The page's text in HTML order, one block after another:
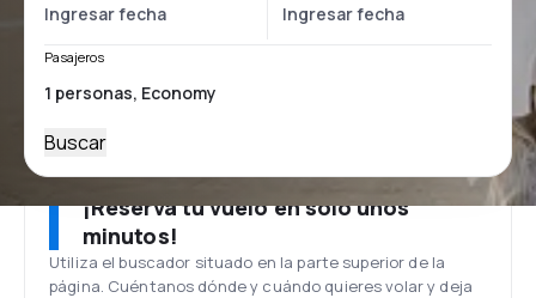
Pasajeros
Buscar
¡Reserva tu vuelo en solo unos
minutos!
Utiliza el buscador situado en la parte superior de la
página. Cuéntanos dónde y cuándo quieres volar y deja